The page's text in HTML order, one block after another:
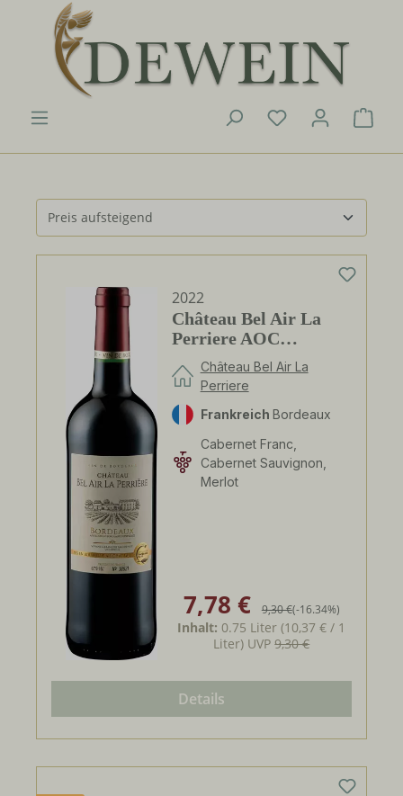
Zum Hauptinhalt springen
Du hast 0
2022
Château Bel Air La
Perriere AOC
Bordeaux
Château Bel Air La
Perriere
Frankreich Bordeaux
Cabernet Franc,
Cabernet Sauvignon,
Merlot
Verkaufspreis:
7,78 € Regulärer Preis:
9,30 €(-16.34%)
Inhalt: 0.75 Liter(10,37 € / 1
Liter) UVP9,30 €
Details